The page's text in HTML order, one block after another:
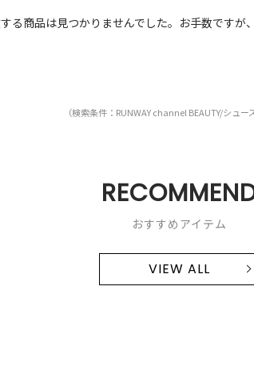
る商品は見つかりませんでした。お手数ですが
（検索条件：RUNWAY channel BEAUTY/シュー
おすすめアイテム
VIEW ALL